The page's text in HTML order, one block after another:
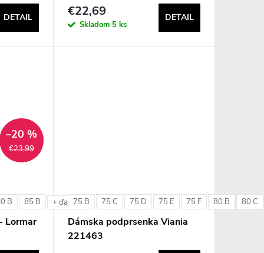
DETAIL €22,69
Skladom 5 ks
DETAIL
€23,99
–20 %
B 85 B + ďalšie
Lormar
75 B 75 C 75 D 75 E 75 F 80 B 80 C
Dámska podprsenka Viania
221463